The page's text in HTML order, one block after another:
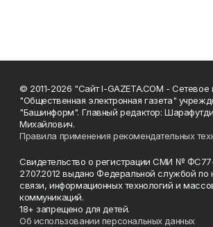
© 2011-2026 "Сайт I-GAZETA.COM - Сетевое
"Общественная электронная газета"
"Башинформ". Главный редактор:
Михайлович.
Правила применения рекомендательных
Свидетельство о регистрации СМИ №
27.07.2012 выдано Федеральной службой по
связи, информационных технологий и
коммуникаций.
18+ запрещено для детей.
Об использовании персональных данных